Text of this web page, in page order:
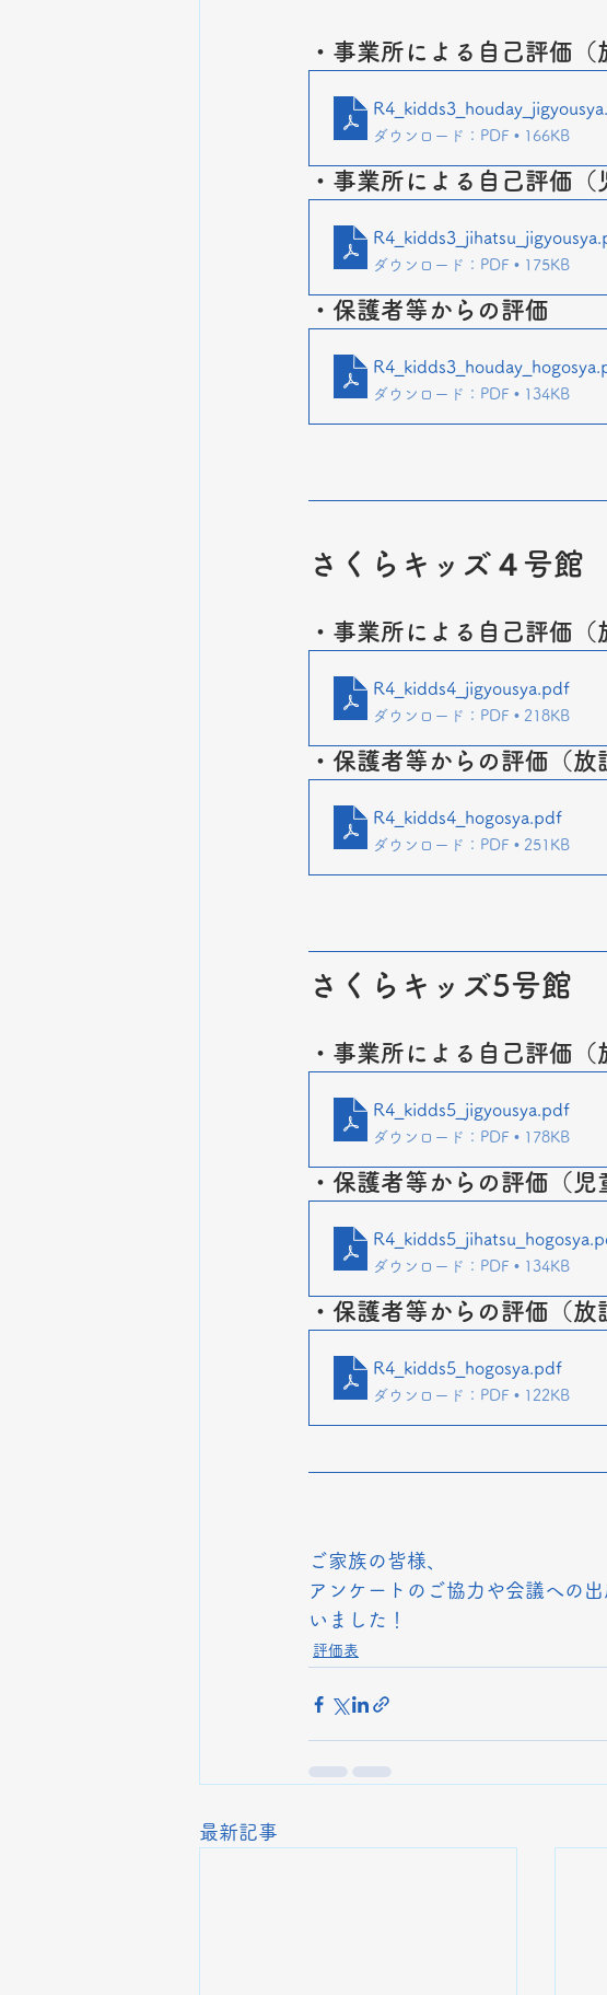
・事業所による自己評価（
R4_kidds3_houday_jigyousya
ダウンロード：PDF • 166KB
・事業所による自己評価（
R4_kidds3_jihatsu_jigyousya
ダウンロード：PDF • 175KB
・保護者等からの評価
R4_kidds3_houday_hogosya
ダウンロード：PDF • 134KB
さくらキッズ４号館
・事業所による自己評価（
R4_kidds4_jigyousya .pdf
ダウンロード：PDF • 218KB
・保護者等からの評価（放
R4_kidds4_hogosya .pdf
ダウンロード：PDF • 251KB
さくらキッズ5号館
・事業所による自己評価（
R4_kidds5_jigyousya .pdf
ダウンロード：PDF • 178KB
・保護者等からの評価（児
R4_kidds5_jihatsu_hogosya
ダウンロード：PDF • 134KB
・保護者等からの評価（放
R4_kidds5_hogosya .pdf
ダウンロード：PDF • 122KB
ご家族の皆様、
アンケートのご協力や会議への
いました！
評価表
最新記事